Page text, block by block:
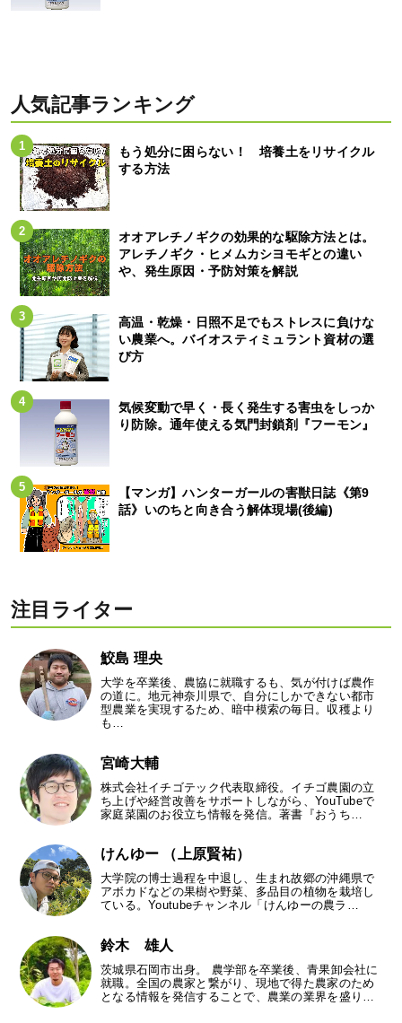
人気記事ランキング
もう処分に困らない！ 培養土をリサイクル
する方法
オオアレチノギクの効果的な駆除方法とは。
アレチノギク・ヒメムカシヨモギとの違い
や、発生原因・予防対策を解説
高温・乾燥・日照不足でもストレスに負けな
い農業へ。バイオスティミュラント資材の選
び方
気候変動で早く・長く発生する害虫をしっか
り防除。通年使える気門封鎖剤『フーモン』
【マンガ】ハンターガールの害獣日誌《第9
話》いのちと向き合う解体現場(後編)
注目ライター
鮫島 理央
大学を卒業後、農協に就職するも、気が付けば農作
の道に。地元神奈川県で、自分にしかできない都市
型農業を実現するため、暗中模索の毎日。収穫より
も…
宮崎大輔
株式会社イチゴテック代表取締役。イチゴ農園の立
ち上げや経営改善をサポートしながら、YouTubeで
家庭菜園のお役立ち情報を発信。著書『おうち…
けんゆー （上原賢祐）
大学院の博士過程を中退し、生まれ故郷の沖縄県で
アボカドなどの果樹や野菜、多品目の植物を栽培し
ている。Youtubeチャンネル「けんゆーの農ラ…
鈴木 雄人
茨城県石岡市出身。 農学部を卒業後、青果卸会社に
就職。全国の農家と繋がり、現地で得た農家のため
となる情報を発信することで、農業の業界を盛り…